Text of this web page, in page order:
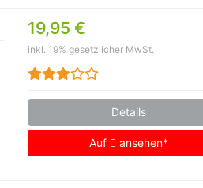
19,95 €
inkl. 19% gesetzlicher MwSt.
Details
Auf ansehen*